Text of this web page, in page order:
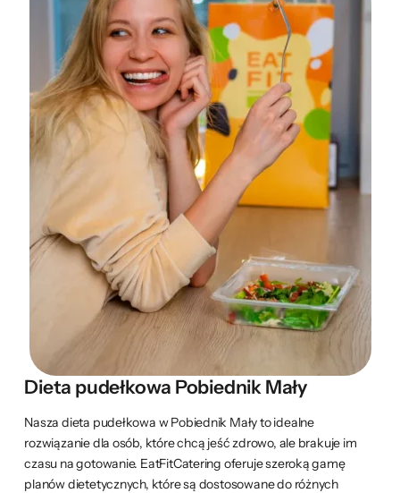
Dieta pudełkowa Pobiednik Mały
Nasza dieta pudełkowa w Pobiednik Mały to idealne
rozwiązanie dla osób, które chcą jeść zdrowo, ale brakuje im
czasu na gotowanie. EatFitCatering oferuje szeroką gamę
planów dietetycznych, które są dostosowane do różnych